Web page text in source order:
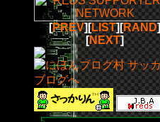
[PREV][LIST][RAND]
[NEXT]